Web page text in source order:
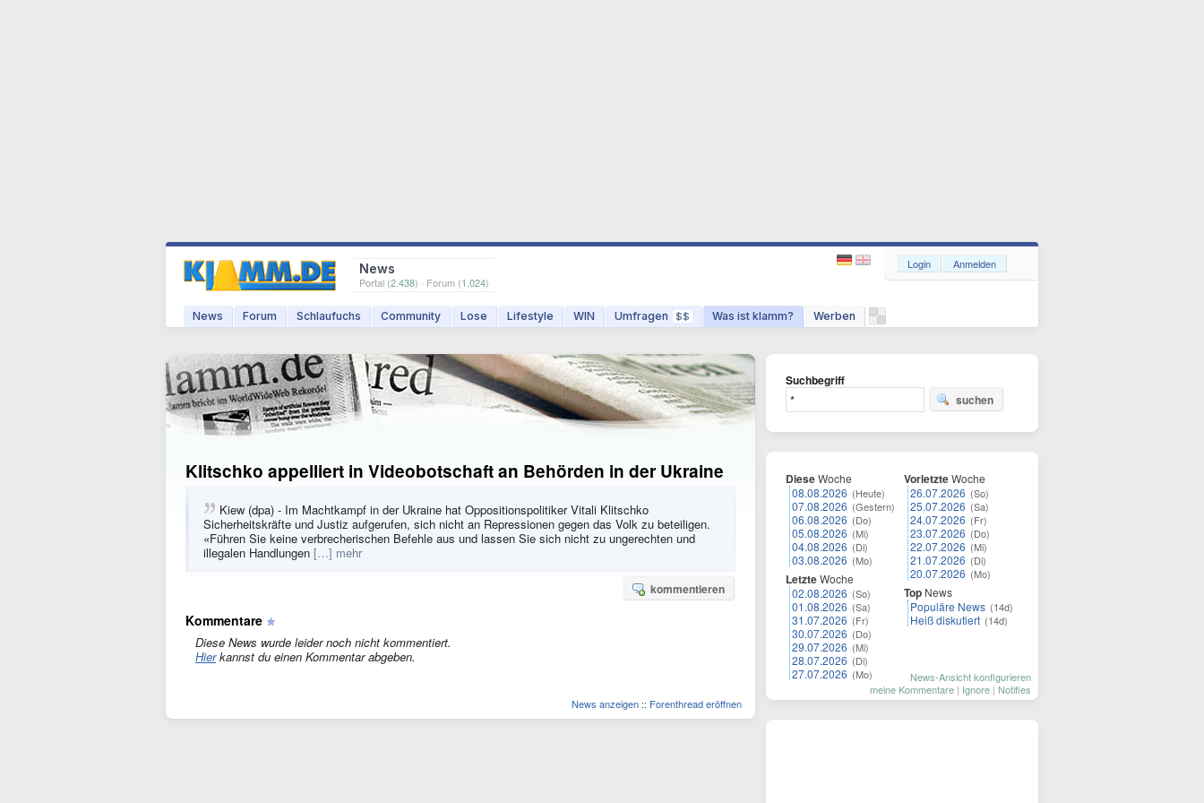
News
Portal (2.438) · Forum (1.024)
News Forum Schlaufuchs Community Lose Lifestyle WIN Umfragen $$ Was ist klamm? Werben
Login Anmelden
Klitschko appelliert in Videobotschaft an Behörden in der Ukraine
Kiew (dpa) - Im Machtkampf in der Ukraine hat Oppositionspolitiker Vitali Klitschko
Sicherheitskräfte und Justiz aufgerufen, sich nicht an Repressionen gegen das Volk zu beteiligen.
«Führen Sie keine verbrecherischen Befehle aus und lassen Sie sich nicht zu ungerechten und
illegalen Handlungen […] mehr
kommentieren
Kommentare
Diese News wurde leider noch nicht kommentiert.
Hierkannst du einen Kommentar abgeben.
News anzeigen :: Forenthread eröffnen
Suchbegriff
suchen
DieseWoche
08.08.2026 (Heute)
07.08.2026 (Gestern)
06.08.2026 (Do)
05.08.2026 (Mi)
04.08.2026 (Di)
03.08.2026 (Mo)
LetzteWoche
02.08.2026 (So)
01.08.2026 (Sa)
31.07.2026 (Fr)
30.07.2026 (Do)
29.07.2026 (Mi)
28.07.2026 (Di)
27.07.2026 (Mo)
VorletzteWoche
26.07.2026 (So)
25.07.2026 (Sa)
24.07.2026 (Fr)
23.07.2026 (Do)
22.07.2026 (Mi)
21.07.2026 (Di)
20.07.2026 (Mo)
Top News
Populäre News (14d)
Heiß diskutiert (14d)
News-Ansicht konfigurieren
meine Kommentare | Ignore | Notifies